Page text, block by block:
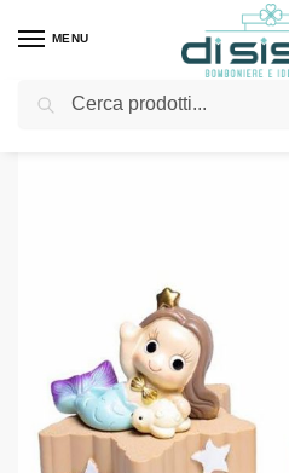
MENU
Home Shop Bomboniere